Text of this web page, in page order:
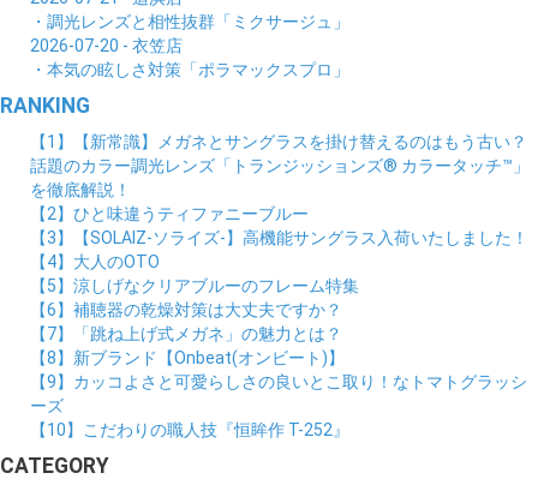
・調光レンズと相性抜群「ミクサージュ」
2026-07-20 - 衣笠店
・本気の眩しさ対策「ポラマックスプロ」
RANKING
【1】【新常識】メガネとサングラスを掛け替えるのはもう古い？
話題のカラー調光レンズ「トランジッションズ® カラータッチ™」
を徹底解説！
【2】ひと味違うティファニーブルー
【3】【SOLAIZ-ソライズ-】高機能サングラス入荷いたしました！
【4】大人のOTO
【5】涼しげなクリアブルーのフレーム特集
【6】補聴器の乾燥対策は大丈夫ですか？
【7】「跳ね上げ式メガネ」の魅力とは？
【8】新ブランド【Onbeat(オンビート)】
【9】カッコよさと可愛らしさの良いとこ取り！なトマトグラッシ
ーズ
【10】こだわりの職人技『恒眸作 T-252』
CATEGORY